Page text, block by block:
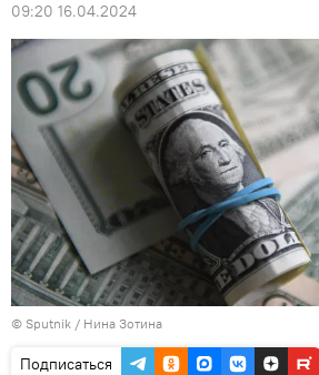
09:20 16.04.2024
© Sputnik / Нина Зотина
Подписаться